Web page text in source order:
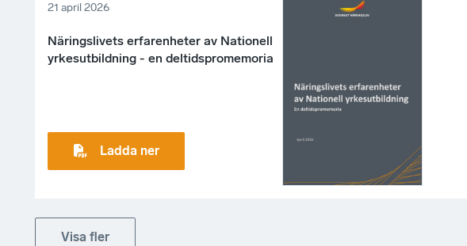
21 april 2026
Näringslivets erfarenheter av Nationell
yrkesutbildning - en deltidspromemoria
Ladda ner
Visa fler